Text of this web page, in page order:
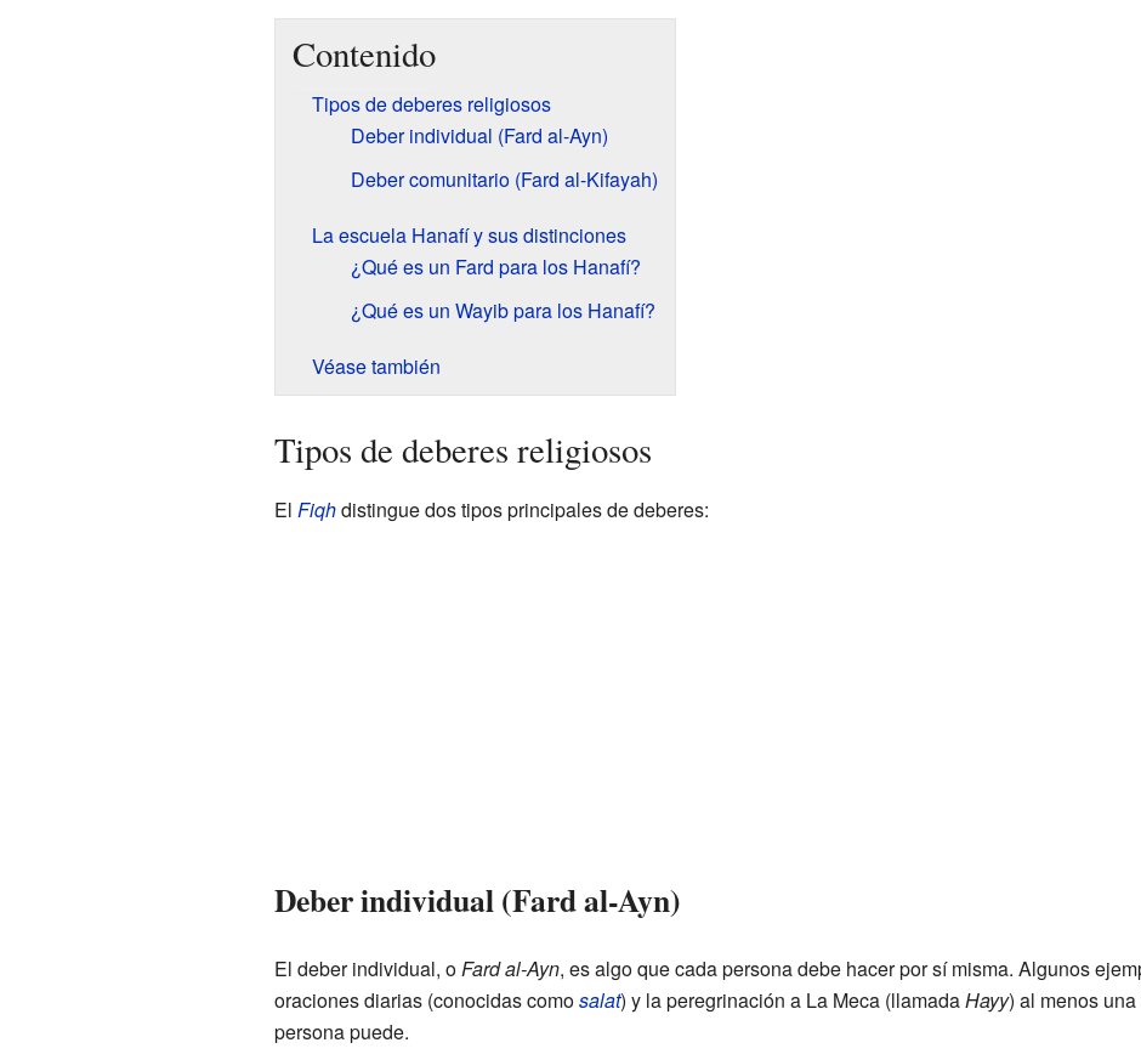
Contenido
Tipos de deberes religiosos
Deber individual (Fard al-Ayn)
Deber comunitario (Fard al-Kifayah)
La escuela Hanafí y sus distinciones
¿Qué es un Fard para los Hanafí?
¿Qué es un Wayib para los Hanafí?
Véase también
Tipos de deberes religiosos
El Fiqhdistingue dos tipos principales de deberes:
Deber individual (Fard al-Ayn)
El deber individual, oFard al-Ayn, es algo que cada persona debe hacer por sí misma. Algunos
oraciones diarias (conocidas comosalat) y la peregrinación a La Meca (llamadaHayy) al menos
persona puede.